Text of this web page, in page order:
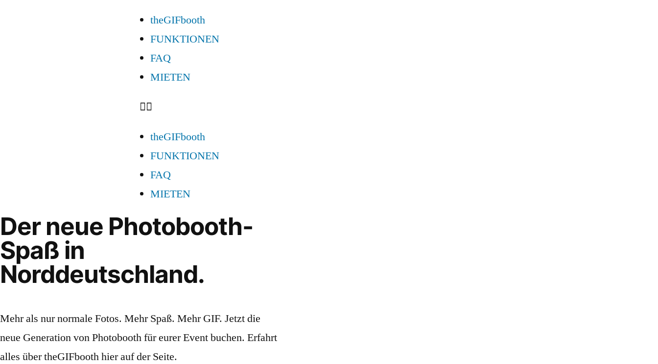
theGIFbooth
FUNKTIONEN
FAQ
MIETEN
theGIFbooth
FUNKTIONEN
FAQ
MIETEN
Der neue Photobooth-
Spaß in
Norddeutschland.
Mehr als nur normale Fotos. Mehr Spaß. Mehr GIF. Jetzt die
neue Generation von Photobooth für eurer Event buchen. Erfahrt
alles über theGIFbooth hier auf der Seite.